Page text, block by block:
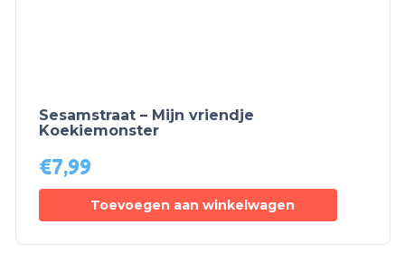
Sesamstraat – Mijn vriendje
Koekiemonster
€7,99
Toevoegen aan winkelwagen